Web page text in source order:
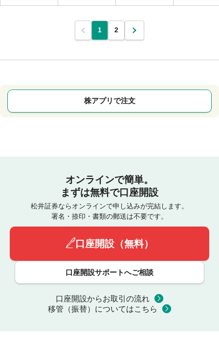
1 2
株アプリで注文
オンラインで簡単。
まずは無料で口座開設
松井証券ならオンラインで申し込みが完結します。
署名・捺印・書類の郵送は不要です。
口座開設（無料）
口座開設サポートへご相談
口座開設からお取引の流れ
移管（振替）についてはこちら